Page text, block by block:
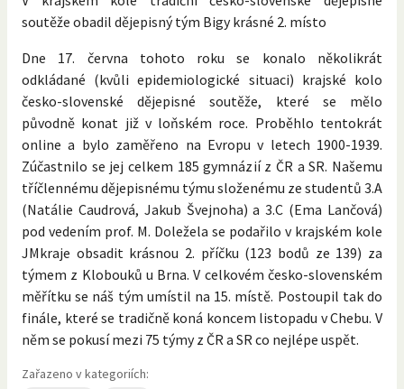
soutěže obadil dějepisný tým Bigy krásné 2. místo
Dne 17. června tohoto roku se konalo několikrát
odkládané (kvůli epidemiologické situaci) krajské kolo
česko-slovenské dějepisné soutěže, které se mělo
původně konat již v loňském roce. Proběhlo tentokrát
online a bylo zaměřeno na Evropu v letech 1900-1939.
Zúčastnilo se jej celkem 185 gymnázií z ČR a SR. Našemu
tříčlennému dějepisnému týmu složenému ze studentů 3.A
(Natálie Caudrová, Jakub Švejnoha) a 3.C (Ema Lančová)
pod vedením prof. M. Doležela se podařilo v krajském kole
JMkraje obsadit krásnou 2. příčku (123 bodů ze 139) za
týmem z Klobouků u Brna. V celkovém česko-slovenském
měřítku se náš tým umístil na 15. místě. Postoupil tak do
finále, které se tradičně koná koncem listopadu v Chebu. V
něm se pokusí mezi 75 týmy z ČR a SR co nejlépe uspět.
Zařazeno v kategoriích: